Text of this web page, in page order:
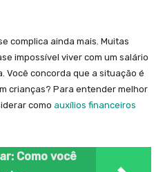
complica ainda mais. Muitas
impossível viver com um salário
Você concorda que a situação é
crianças? Para entender melhor
como auxílios financeiros
Como você